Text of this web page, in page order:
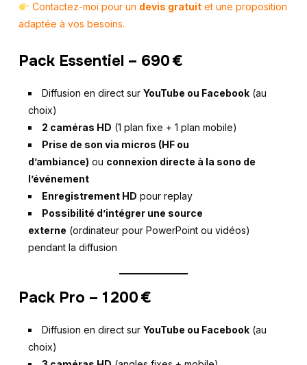
Contactez-moi pour un devis gratuitet une proposition
adaptée à vos besoins.
Pack Essentiel – 690 €
Diffusion en direct sur YouTube ou Facebook(au
choix)
2 caméras HD (1 plan fixe + 1 plan mobile)
Prise de son via micros (HF ou
d’ambiance) ou connexion directe à la sono de
l’événement
Enregistrement HD pour replay
Possibilité d’intégrer une source
externe (ordinateur pour PowerPoint ou vidéos)
pendant la diffusion
Pack Pro – 1 200 €
Diffusion en direct sur YouTube ou Facebook(au
choix)